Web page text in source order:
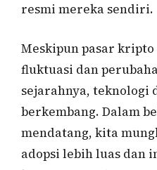
resmi mereka sendiri.
Meskipun pasar
fluktuasi dan
sejarahnya, teknologi
berkembang. Dalam
mendatang, kita
adopsi lebih luas dan